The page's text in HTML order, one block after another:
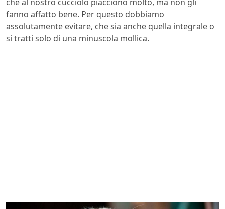
fanno affatto bene. Per questo dobbiamo
assolutamente evitare, che sia anche quella integrale o
si tratti solo di una minuscola mollica.